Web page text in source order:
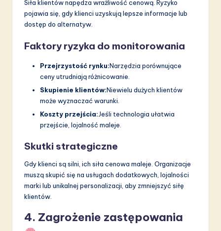
Siła klientów napędza wrażliwość cenową. Ryzyko
pojawia się, gdy klienci uzyskują lepsze informacje lub
dostęp do alternatyw.
Faktory ryzyka do monitorowania
Przejrzystość rynku:Narzędzia porównujące
ceny utrudniają różnicowanie.
Skupienie klientów:Niewielu dużych klientów
może wyznaczać warunki.
Koszty przejścia:Jeśli technologia ułatwia
przejście, lojalność maleje.
Skutki strategiczne
Gdy klienci są silni, ich siła cenowa maleje. Organizacje
muszą skupić się na usługach dodatkowych, lojalności
marki lub unikalnej personalizacji, aby zmniejszyć siłę
klientów.
4. Zagrożenie zastępowania